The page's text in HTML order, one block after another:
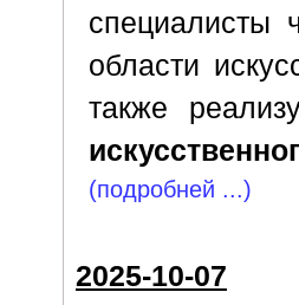
специалисты
области
также
(подробней ...)
2025-10-07